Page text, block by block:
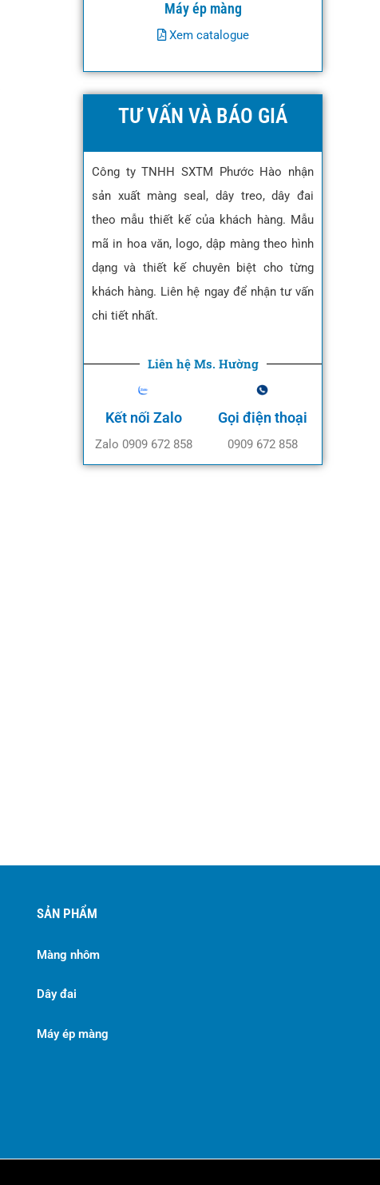
Máy ép màng
Xem catalogue
TƯ VẤN VÀ BÁO GIÁ
Công ty TNHH SXTM Phước Hào nhận
sản xuất màng seal, dây treo, dây đai
theo mẫu thiết kế của khách hàng. Mẫu
mã in hoa văn, logo, dập màng theo hình
dạng và thiết kế chuyên biệt cho từng
khách hàng. Liên hệ ngay để nhận tư vấn
chi tiết nhất.
Liên hệ Ms. Hường
Kết nối Zalo
Zalo 0909 672 858
Gọi điện thoại
0909 672 858
SẢN PHẨM
Màng nhôm
Dây đai
Máy ép màng